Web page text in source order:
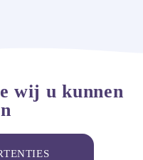
wij u kunnen